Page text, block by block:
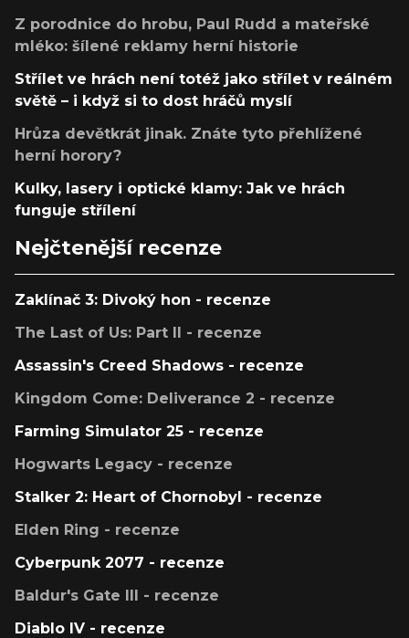
Z porodnice do hrobu, Paul Rudd a mateřské
mléko: šílené reklamy herní historie
Střílet ve hrách není totéž jako střílet v reálném
světě – i když si to dost hráčů myslí
Hrůza devětkrát jinak. Znáte tyto přehlížené
herní horory?
Kulky, lasery i optické klamy: Jak ve hrách
funguje střílení
Nejčtenější recenze
Zaklínač 3: Divoký hon - recenze
The Last of Us: Part II - recenze
Assassin's Creed Shadows - recenze
Kingdom Come: Deliverance 2 - recenze
Farming Simulator 25 - recenze
Hogwarts Legacy - recenze
Stalker 2: Heart of Chornobyl - recenze
Elden Ring - recenze
Cyberpunk 2077 - recenze
Baldur's Gate III - recenze
Diablo IV - recenze